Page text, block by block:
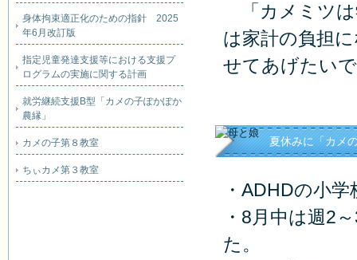
「カメミツは
は家計の負担
せてあげたい
夏休みに「カメ
・ADHDの小
・8月中は週2
た。
身体拘束適正化のための指針 2025
年6月改訂版
指定児童発達支援等における支援プ
ログラムの実施に関する計画
就労継続支援B型「カメの子ぽかぽか
農縁」
カメの子第８教室
ちぃカメ第３教室